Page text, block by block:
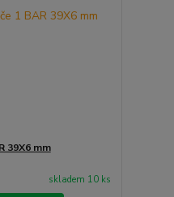
39X6 mm
skladem 10 ks